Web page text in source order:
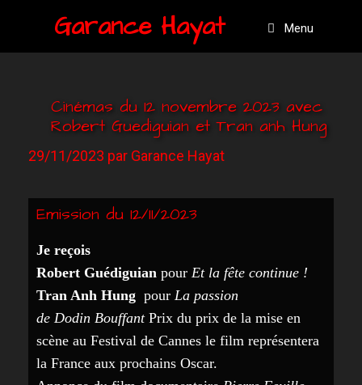
Garance Hayat Menu
Cinémas du 12 novembre 2023 avec
Robert Guediguian et Tran anh Hung
29/11/2023 par Garance Hayat
Emission du 12/11/2023
Je reçois
Robert Guédiguian pour Et la fête continue !
Tran Anh Hung pour La passion
de Dodin Bouffant Prix du prix de la mise en
scène au Festival de Cannes le film représentera
la France aux prochains Oscar.